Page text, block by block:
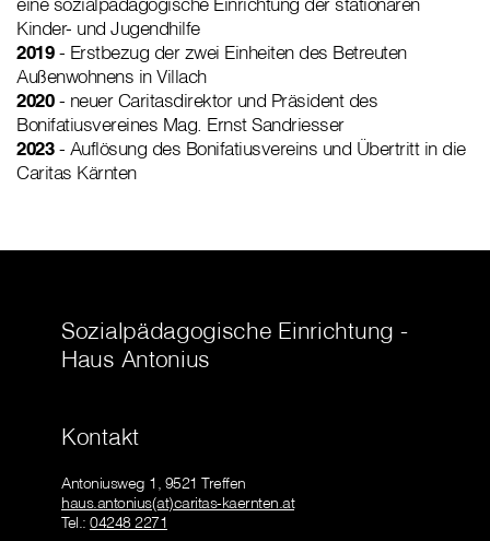
Kinder- und Jugendhilfe
2019- Erstbezug der zwei Einheiten des Betreuten
Außenwohnens in Villach
2020- neuer Caritasdirektor und Präsident des
Bonifatiusvereines Mag. Ernst Sandriesser
2023- Auflösung des Bonifatiusvereins und Übertritt in die
Caritas Kärnten
Sozialpädagogische Einrichtung -
Haus Antonius
Kontakt
Antoniusweg 1, 9521 Treffen
haus.antonius(at)caritas-kaernten.at
Tel.: 04248 2271